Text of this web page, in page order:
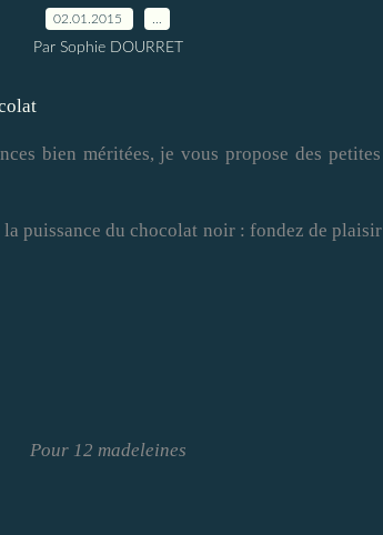
02.01.2015
Par Sophie DOURRET
bien méritées, je vous propose des
puissance du chocolat noir : fondez de
Pour 12 madeleines